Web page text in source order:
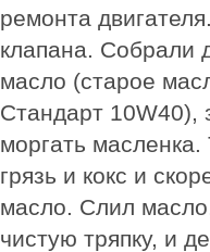
ремонта
клапана. Собрали
масло (старое
Стандарт 10W40),
моргать
грязь и кокс и
масло. Слил
чистую тряпку, и